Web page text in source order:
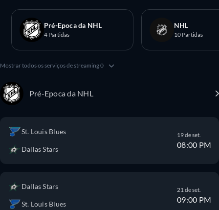
Pré-Epoca da NHL
4 Partidas
NHL
10 Partidas
Mostrar todos os serviços de streaming 0
Pré-Epoca da NHL
St. Louis Blues
Dallas Stars
19 de set.
08:00 PM
Dallas Stars
St. Louis Blues
21 de set.
09:00 PM